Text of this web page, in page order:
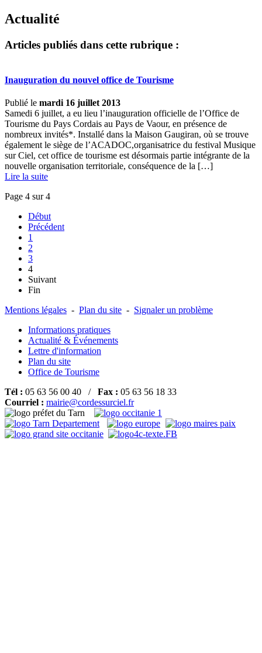
Actualité
Articles publiés dans cette rubrique :
Inauguration du nouvel office de Tourisme
Publié le mardi 16 juillet 2013
Samedi 6 juillet, a eu lieu l’inauguration officielle de l’Office de
Tourisme du Pays Cordais au Pays de Vaour, en présence de
nombreux invités*. Installé dans la Maison Gaugiran, où se trouve
également le siège de l’ACADOC,organisatrice du festival Musique
sur Ciel, cet office de tourisme est désormais partie intégrante de la
nouvelle organisation territoriale, conséquence de la […] ­
Lire la suite
Page 4 sur 4
Début
Précédent
1
2
3
4
Suivant
Fin
Mentions légales - Plan du site - Signaler un problème
Informations pratiques
Actualité & Événements
Lettre d'information
Plan du site
Office de Tourisme
Tél : 05 63 56 00 40 / Fax : 05 63 56 18 33
Courriel : mairie@cordessurciel.fr